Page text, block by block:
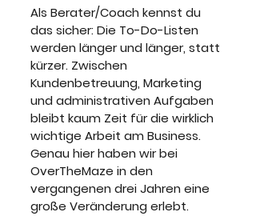
Als Berater/Coach kennst du
das sicher: Die To-Do-Listen
werden länger und länger, statt
kürzer. Zwischen
Kundenbetreuung, Marketing
und administrativen Aufgaben
bleibt kaum Zeit für die wirklich
wichtige Arbeit am Business.
Genau hier haben wir bei
OverTheMaze in den
vergangenen drei Jahren eine
große Veränderung erlebt.